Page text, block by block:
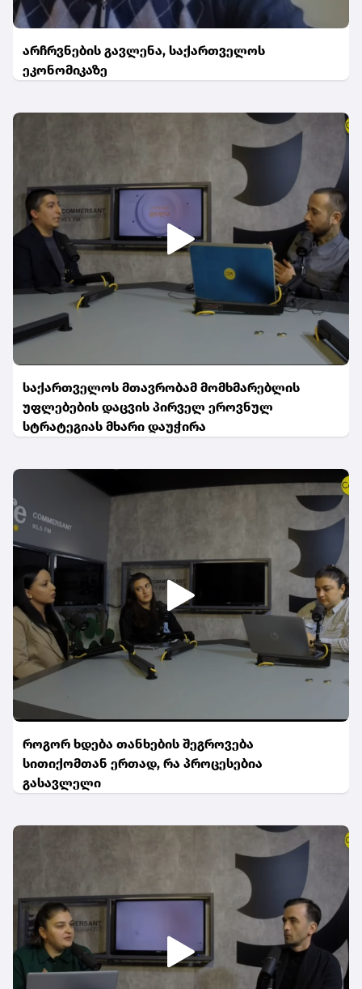
არჩრვნების გავლენა, საქართველოს
ეკონომიკაზე
საქართველოს მთავრობამ მომხმარებლის
უფლებების დაცვის პირველ ეროვნულ
სტრატეგიას მხარი დაუჭირა
როგორ ხდება თანხების შეგროვება
სითიქომთან ერთად, რა პროცესებია
გასავლელი